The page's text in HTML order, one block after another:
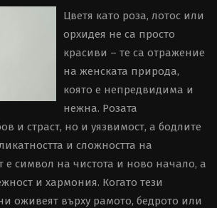
Цветя като роза, лотос или
орхидея не са просто
красиви – те са отражение
на женската природа,
която е непредвидима и
нежна. Розата
и страст, но и уязвимост, а бодлите
и сложността на
е символ на чистота и ново начало, а
и хармония. Когато тези
оживеят върху рамото, бедрото или